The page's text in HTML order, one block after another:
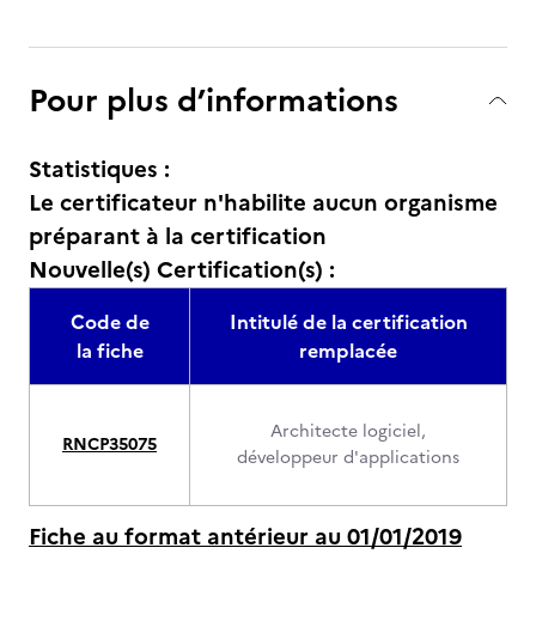
Pour plus d’informations
Statistiques :
Le certificateur n'habilite aucun organisme
préparant à la certification
Nouvelle(s) Certification(s) :
Code de
la fiche
Intitulé de la certification
remplacée
RNCP35075
Architecte logiciel,
développeur d'applications
Fiche au format antérieur au 01/01/2019